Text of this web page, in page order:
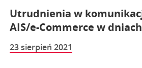
Utrudnienia w
AIS/e-Commerce w dniach
23 sierpień 2021